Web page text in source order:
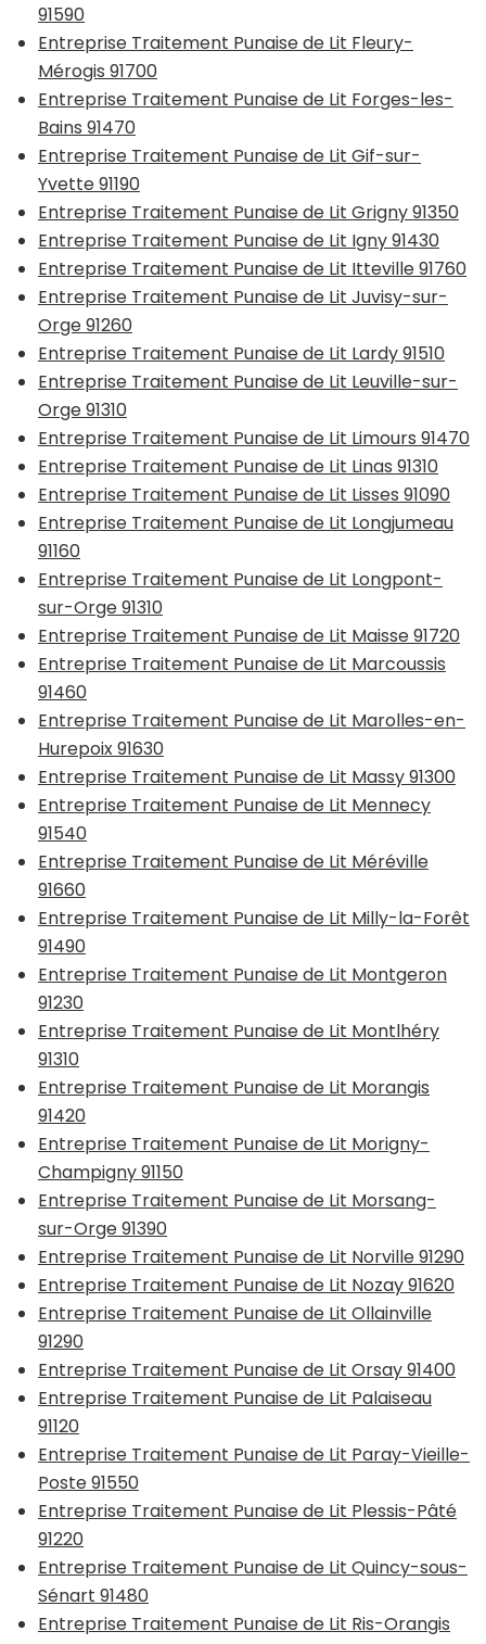
91590
Entreprise Traitement Punaise de Lit Fleury-
Mérogis 91700
Entreprise Traitement Punaise de Lit Forges-les-
Bains 91470
Entreprise Traitement Punaise de Lit Gif-sur-
Yvette 91190
Entreprise Traitement Punaise de Lit Grigny 91350
Entreprise Traitement Punaise de Lit Igny 91430
Entreprise Traitement Punaise de Lit Itteville 91760
Entreprise Traitement Punaise de Lit Juvisy-sur-
Orge 91260
Entreprise Traitement Punaise de Lit Lardy 91510
Entreprise Traitement Punaise de Lit Leuville-sur-
Orge 91310
Entreprise Traitement Punaise de Lit Limours 91470
Entreprise Traitement Punaise de Lit Linas 91310
Entreprise Traitement Punaise de Lit Lisses 91090
Entreprise Traitement Punaise de Lit Longjumeau
91160
Entreprise Traitement Punaise de Lit Longpont-
sur-Orge 91310
Entreprise Traitement Punaise de Lit Maisse 91720
Entreprise Traitement Punaise de Lit Marcoussis
91460
Entreprise Traitement Punaise de Lit Marolles-en-
Hurepoix 91630
Entreprise Traitement Punaise de Lit Massy 91300
Entreprise Traitement Punaise de Lit Mennecy
91540
Entreprise Traitement Punaise de Lit Méréville
91660
Entreprise Traitement Punaise de Lit Milly-la-Forêt
91490
Entreprise Traitement Punaise de Lit Montgeron
91230
Entreprise Traitement Punaise de Lit Montlhéry
91310
Entreprise Traitement Punaise de Lit Morangis
91420
Entreprise Traitement Punaise de Lit Morigny-
Champigny 91150
Entreprise Traitement Punaise de Lit Morsang-
sur-Orge 91390
Entreprise Traitement Punaise de Lit Norville 91290
Entreprise Traitement Punaise de Lit Nozay 91620
Entreprise Traitement Punaise de Lit Ollainville
91290
Entreprise Traitement Punaise de Lit Orsay 91400
Entreprise Traitement Punaise de Lit Palaiseau
91120
Entreprise Traitement Punaise de Lit Paray-Vieille-
Poste 91550
Entreprise Traitement Punaise de Lit Plessis-Pâté
91220
Entreprise Traitement Punaise de Lit Quincy-sous-
Sénart 91480
Entreprise Traitement Punaise de Lit Ris-Orangis